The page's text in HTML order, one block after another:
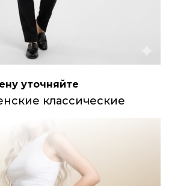
уточняйте
классические